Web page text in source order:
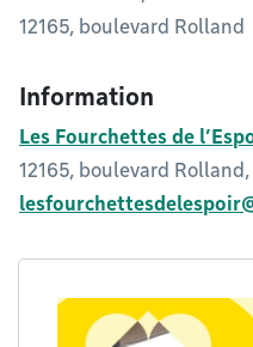
12165, boulevard Rolland
Information
Les Fourchettes de
12165, boulevard